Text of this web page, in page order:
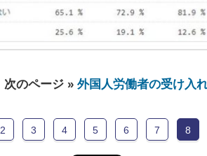
次のページ » 外国人労働者の受け入
2 3 4 5 6 7 8